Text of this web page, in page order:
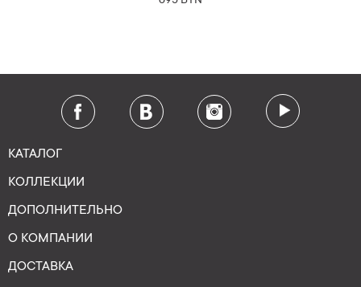
КАТАЛОГ
КОЛЛЕКЦИИ
ДОПОЛНИТЕЛЬНО
О КОМПАНИИ
ДОСТАВКА